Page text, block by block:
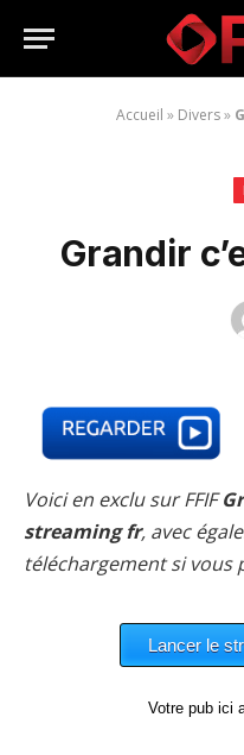
Accueil » Divers»
Grandir
Voici en exclu sur FFIF
streaming fr, avec
téléchargement si vous
Votre pub ici